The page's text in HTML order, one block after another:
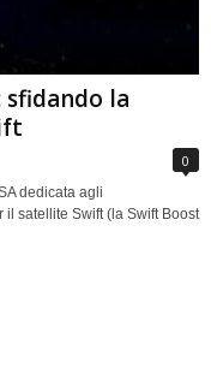
sfidando la
0
dedicata agli
satellite Swift (la Swift Boost